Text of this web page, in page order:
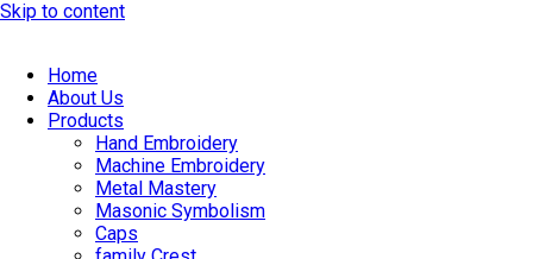
Skip to content
Home
About Us
Products
Hand Embroidery
Machine Embroidery
Metal Mastery
Masonic Symbolism
Caps